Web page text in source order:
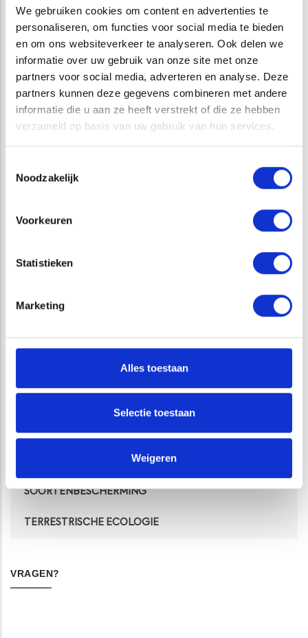
We gebruiken cookies om content en advertenties te
personaliseren, om functies voor social media te bieden
en om ons websiteverkeer te analyseren. Ook delen we
informatie over uw gebruik van onze site met onze
partners voor social media, adverteren en analyse. Deze
partners kunnen deze gegevens combineren met andere
informatie die u aan ze heeft verstrekt of die ze hebben
verzameld op basis van uw gebruik van hun services.
Noodzakelijk
Voorkeuren
Statistieken
Marketing
Alles toestaan
Selectie toestaan
Weigeren
korter is dan in andere gebieden. Dit omdat er in de
omgeving van het Fochteloerveen een ruim aanbod is aan
geschikte slaapplaatsen en hieraan gekoppelde
foerageergebieden. Hierdoor hoeven de ganzen minder
energie te verspillen met het heen en weer vliegen tussen
slaapplaats en foerageergebied en kunnen ze zich sneller
aanpassen aan een veranderende voedselaanbod en de
weersomstandigheden.
Opens in a new window
Opens in a new window
VAKGEBIED
TERRESTRISCHE ECOLOGIE
NATUURBEHEER EN -BELEID
SOORTENBESCHERMING
TERRESTRISCHE ECOLOGIE
VRAGEN?